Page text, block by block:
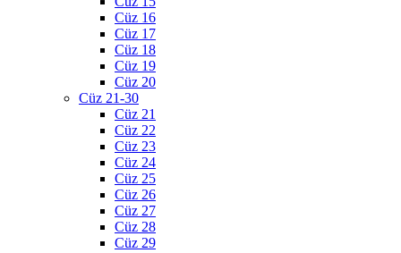
Cüz 16
Cüz 17
Cüz 18
Cüz 19
Cüz 20
Cüz 21-30
Cüz 21
Cüz 22
Cüz 23
Cüz 24
Cüz 25
Cüz 26
Cüz 27
Cüz 28
Cüz 29